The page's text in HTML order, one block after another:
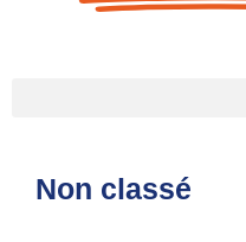
Non classé